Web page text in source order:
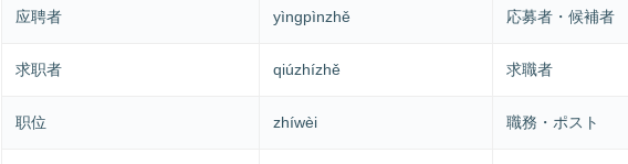
应聘者 yìngpìnzhě 応募者・候補者
求职者 qiúzhízhě 求職者
职位 zhíwèi 職務・ポスト